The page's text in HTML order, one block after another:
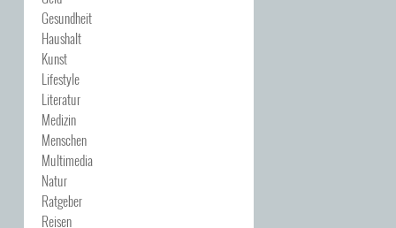
Gesundheit
Haushalt
Kunst
Lifestyle
Literatur
Medizin
Menschen
Multimedia
Natur
Ratgeber
Reisen